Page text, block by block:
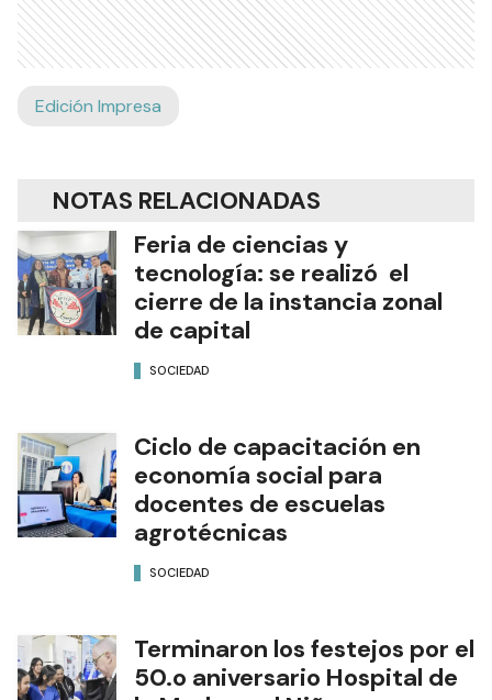
Edición Impresa
NOTAS RELACIONADAS
Feria de ciencias y
tecnología: se realizó el
cierre de la instancia zonal
de capital
SOCIEDAD
Ciclo de capacitación en
economía social para
docentes de escuelas
agrotécnicas
SOCIEDAD
Terminaron los festejos por el
50.o aniversario Hospital de